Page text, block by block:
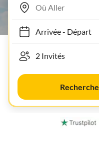
Arrivée- Départ